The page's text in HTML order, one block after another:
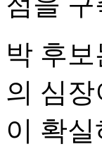
박 후
의 심
이 확